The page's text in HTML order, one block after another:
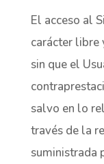
El acceso al
carácter libre
sin que el
salvo en lo
través de la
suministrada